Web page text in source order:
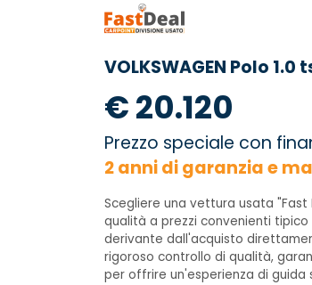
VOLKSWAGEN Polo
€ 20.120
Prezzo speciale con
2 anni di garanzia e
Scegliere una vettura usata
qualità a prezzi convenienti
derivante dall'acquisto
rigoroso controllo di qualità,
per offrire un'esperienza di guida